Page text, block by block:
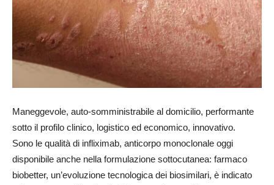
Maneggevole, auto-somministrabile al domicilio, performante
sotto il profilo clinico, logistico ed economico, innovativo.
Sono le qualità di infliximab, anticorpo monoclonale oggi
disponibile anche nella formulazione sottocutanea: farmaco
biobetter, un’evoluzione tecnologica dei biosimilari, è indicato